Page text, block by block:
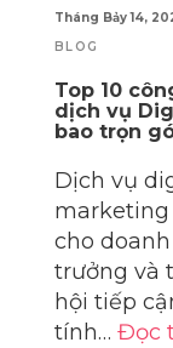
Tháng Bảy 14,
BLOG
Top 10
dịch vụ
bao trọn
Dịch vụ
cho
trưởng và
hội tiếp
tính… Đọc